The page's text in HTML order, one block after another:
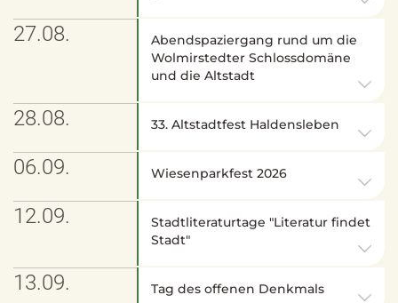
27.08.
Abendspaziergang rund um die
Wolmirstedter Schlossdomäne
und die Altstadt
28.08. 33. Altstadtfest Haldensleben
06.09. Wiesenparkfest 2026
12.09.
Stadtliteraturtage "Literatur findet
Stadt"
13.09. Tag des offenen Denkmals